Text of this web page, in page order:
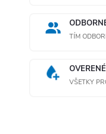
TÍM
VŠETKY